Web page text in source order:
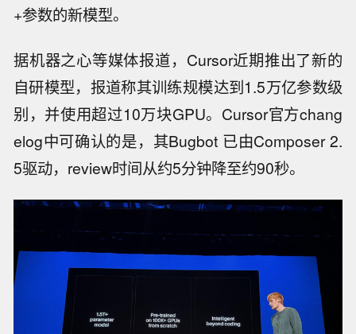
+参数的新模型。
据机器之心等媒体报道，Cursor近期推出了新的
自研模型，报道称其训练规模达到1.5万亿参数级
别，并使用超过10万块GPU。Cursor官方chang
elog中可确认的是，其Bugbot 已由Composer 2.
5驱动，review时间从约5分钟降至约90秒。